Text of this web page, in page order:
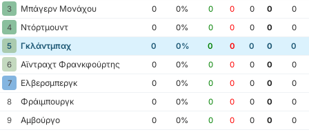
3
Μπάγερν Μονάχου 0 0% 0 0 0 0
0
4
Ντόρτμουντ 0 0% 0 0 0 0
0
5
Γκλάντμπαχ 0 0% 0 0 0 0
0
6
Αϊντραχτ Φρανκφούρτης 0 0% 0 0 0 0
0
7
Ελβερσμπεργκ 0 0% 0 0 0 0
0
8
Φράιμπουργκ 0 0% 0 0 0 0
0
9
Αμβούργο 0 0% 0 0 0 0
0